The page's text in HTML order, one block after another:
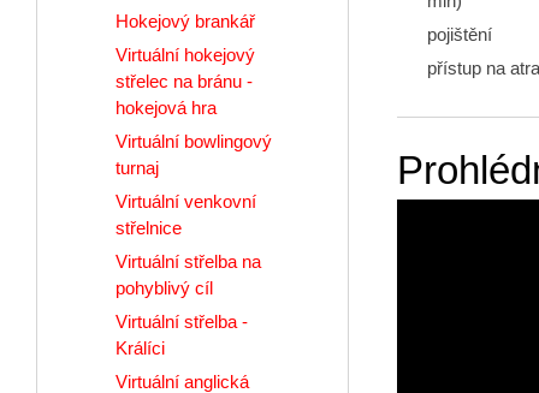
pojištění
přístup na
Hokejový brankář
Virtuální hokejový
střelec na bránu -
hokejová hra
Virtuální bowlingový
turnaj
Virtuální venkovní
střelnice
Virtuální střelba na
pohyblivý cíl
Virtuální střelba -
Králíci
Virtuální anglická